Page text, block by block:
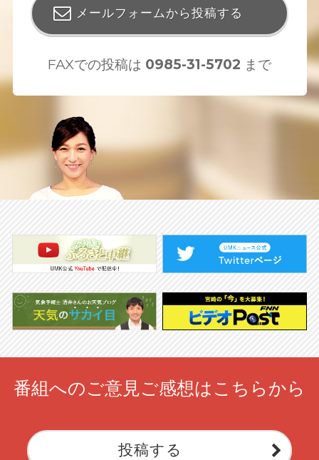
メールフォームから投稿する
FAXでの投稿は 0985-31-5702 まで
番組へのご意見ご感想はこちらから
投稿する